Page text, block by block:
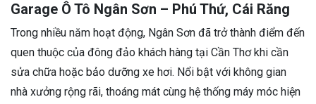
Garage Ô Tô Ngân Sơn – Phú Thứ, Cái Răng
Trong nhiều năm hoạt động, Ngân Sơn đã trở thành điểm đến
quen thuộc của đông đảo khách hàng tại Cần Thơ khi cần
sửa chữa hoặc bảo dưỡng xe hơi. Nổi bật với không gian
nhà xưởng rộng rãi, thoáng mát cùng hệ thống máy móc hiện